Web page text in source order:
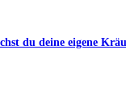
du deine eigene